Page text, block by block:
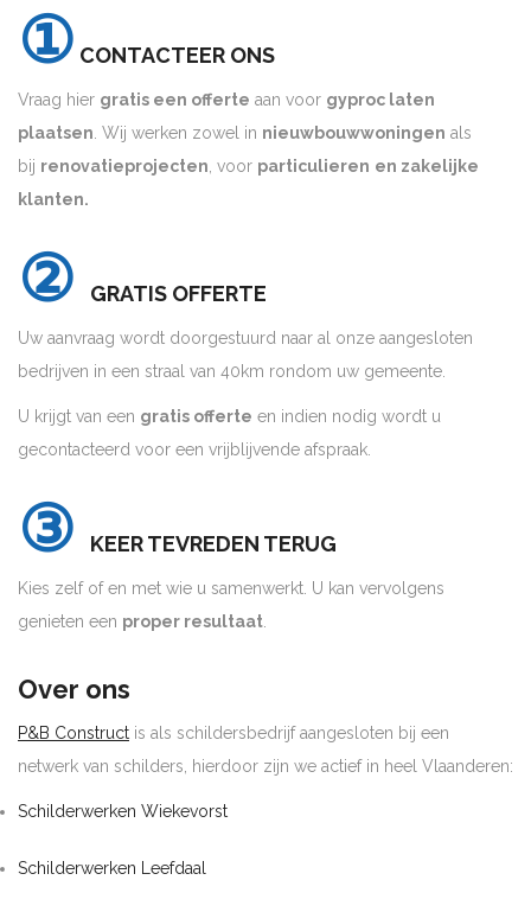
① CONTACTEER ONS
Vraag hier gratis een offerte aan voor gyproc laten
plaatsen. Wij werken zowel in nieuwbouwwoningen als
bij renovatieprojecten, voor particulieren en zakelijke
klanten.
② GRATIS OFFERTE
Uw aanvraag wordt doorgestuurd naar al onze aangesloten
bedrijven in een straal van 40km rondom uw gemeente.
U krijgt van een gratis offerte en indien nodig wordt u
gecontacteerd voor een vrijblijvende afspraak.
③ KEER TEVREDEN TERUG
Kies zelf of en met wie u samenwerkt. U kan vervolgens
genieten een proper resultaat.
Over ons
P&B Construct is als schildersbedrijf aangesloten bij een
netwerk van schilders, hierdoor zijn we actief in heel Vlaanderen:
Schilderwerken Wiekevorst
Schilderwerken Leefdaal